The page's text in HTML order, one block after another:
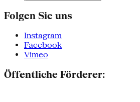
Folgen Sie uns
Instagram
Facebook
Vimeo
Öffentliche Förderer: